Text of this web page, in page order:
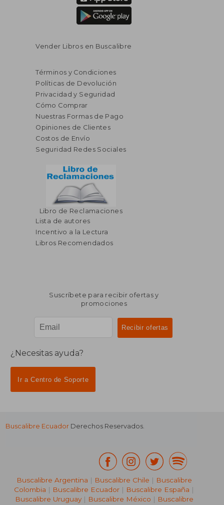
Vender Libros en Buscalibre
Términos y Condiciones
Políticas de Devolución
Privacidad y Seguridad
Cómo Comprar
Nuestras Formas de Pago
Opiniones de Clientes
Costos de Envío
Seguridad Redes Sociales
Libro de Reclamaciones
Lista de autores
Incentivo a la Lectura
Libros Recomendados
Suscríbete para recibir ofertas y
promociones
¿Necesitas ayuda?
Ir a Centro de Soporte
Buscalibre Ecuador Derechos Reservados.
Buscalibre Argentina | Buscalibre Chile | Buscalibre
Colombia | Buscalibre Ecuador | Buscalibre España |
Buscalibre Uruguay| Buscalibre México | Buscalibre